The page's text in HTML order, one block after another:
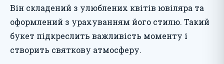
Він складений з улюблених квітів ювіляра та
оформлений з урахуванням його стилю. Такий
букет підкреслить важливість моменту і
створить святкову атмосферу.